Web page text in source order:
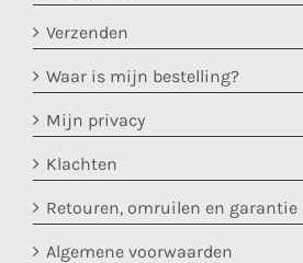
Verzenden
Waar is mijn bestelling?
Mijn privacy
Klachten
Retouren, omruilen en garantie
Algemene voorwaarden